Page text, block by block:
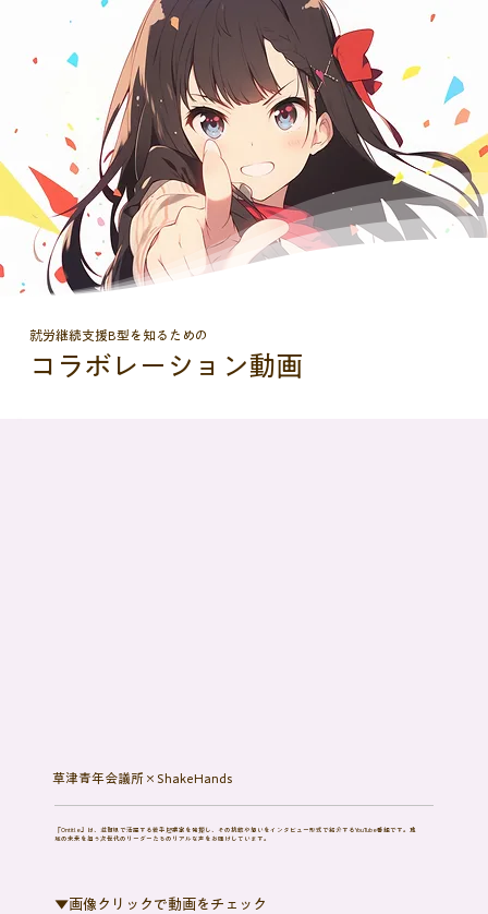
​就労継続支援B型を知るための
コラボレーション動画
草津青年会議所×ShakeHands
『Ontitle』は、滋賀県で活躍する若手起業家を発掘し、その挑戦や想いをインタビュー形式で紹介するYouTube番組です。地
域の未来を担う次世代のリーダーたちのリアルな声をお届けしています。
​▼画像クリックで動画をチェック